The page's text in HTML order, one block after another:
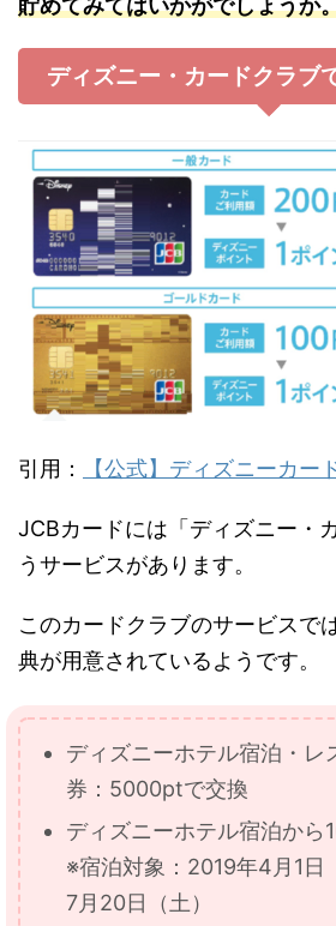
貯めてみてはいかがでしょうか
ディズニー・カードクラブ
引用： 【公式】ディズニーカー
JCBカードには「ディズニー・
うサービスがあります。
このカードクラブのサービスで
典が用意されているようです。
ディズニーホテル宿泊・レ
券：5000ptで交換
ディズニーホテル宿泊から
※宿泊対象：2019年4月1日
7月20日（土）